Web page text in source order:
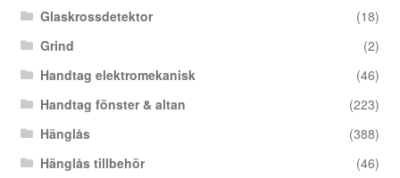
Glaskrossdetektor
(18)
Grind
(2)
Handtag elektromekanisk
(46)
Handtag fönster & altan
(223)
Hänglås
(388)
Hänglås tillbehör
(46)